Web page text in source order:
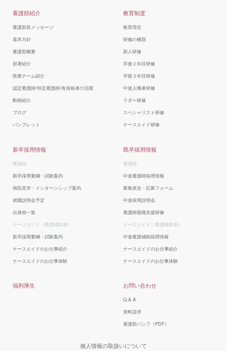
twitter
看護部紹介
看護部長メッセージ
基本方針
看護部概要
部署紹介
医療チーム紹介
認定看護師/特定看護師/有資格者の活躍
動画紹介
ブログ
パンフレット
教育制度
教育理念
研修の種類
新人研修
卒後２年目研修
卒後３年目研修
中途入職者研修
ラダー研修
スペシャリスト研修
ナースエイド研修
新卒採用情報
看護師
新卒採用要綱・試験案内
病院見学・インターンシップ案内
就職説明会予定
出身校一覧
ナースエイド（看護補助者）
新卒採用要綱・試験案内
ナースエイドのお仕事紹介
ナースエイドのお仕事体験
既卒採用情報
看護師
中途看護師採用情報
募集状況・応募フォーム
中途採用説明会
看護師復職支援研修
ナースエイド（看護補助者）
中途看護補助採用情報
ナースエイドのお仕事紹介
ナースエイドのお仕事体験
福利厚生 お問い合わせ
Q & A
資料請求
看護部パンフ（PDF）
個人情報の取扱いについて